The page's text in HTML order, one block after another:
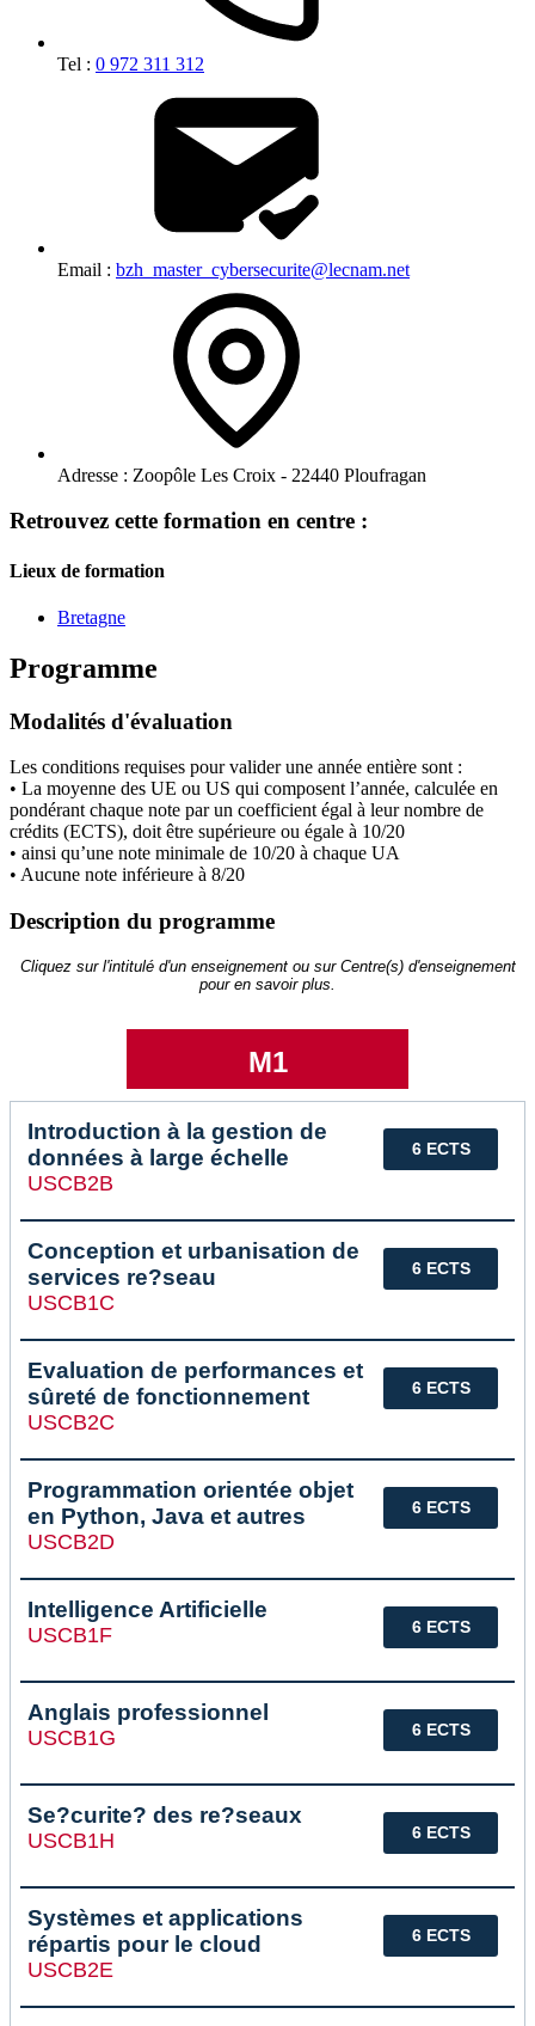
Tel : 0 972 311 312
Email : bzh_master_cybersecurite@lecnam.net
Adresse : Zoopôle Les Croix - 22440 Ploufragan
Retrouvez cette formation en centre :
Lieux de formation
Bretagne
Programme
Modalités d'évaluation
Les conditions requises pour valider une année entière sont :
• La moyenne des UE ou US qui composent l’année, calculée en
pondérant chaque note par un coefficient égal à leur nombre de
crédits (ECTS), doit être supérieure ou égale à 10/20
• ainsi qu’une note minimale de 10/20 à chaque UA
• Aucune note inférieure à 8/20
Description du programme
Cliquez sur l'intitulé d'un enseignement ou sur Centre(s) d'enseignement
pour en savoir plus.
M1
6 ECTS
Introduction à la gestion de
données à large échelle
USCB2B
6 ECTS
Conception et urbanisation de
services re?seau
USCB1C
6 ECTS
Evaluation de performances et
sûreté de fonctionnement
USCB2C
6 ECTS
Programmation orientée objet
en Python, Java et autres
USCB2D
6 ECTS
Intelligence Artificielle
USCB1F
6 ECTS
Anglais professionnel
USCB1G
6 ECTS
Se?curite? des re?seaux
USCB1H
6 ECTS
Systèmes et applications
répartis pour le cloud
USCB2E